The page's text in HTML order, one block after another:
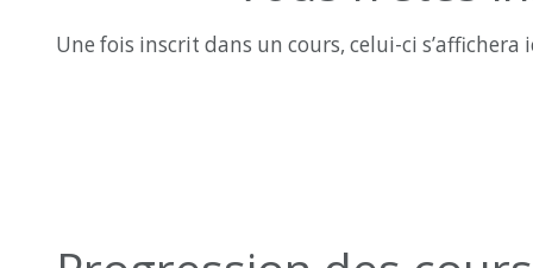
Une fois inscrit dans un cours, celui-ci s’affichera